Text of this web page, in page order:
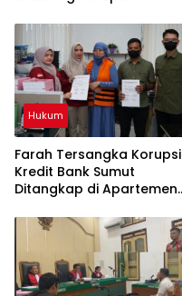
Hukum
Farah Tersangka Korupsi
Kredit Bank Sumut
Ditangkap di Apartemen